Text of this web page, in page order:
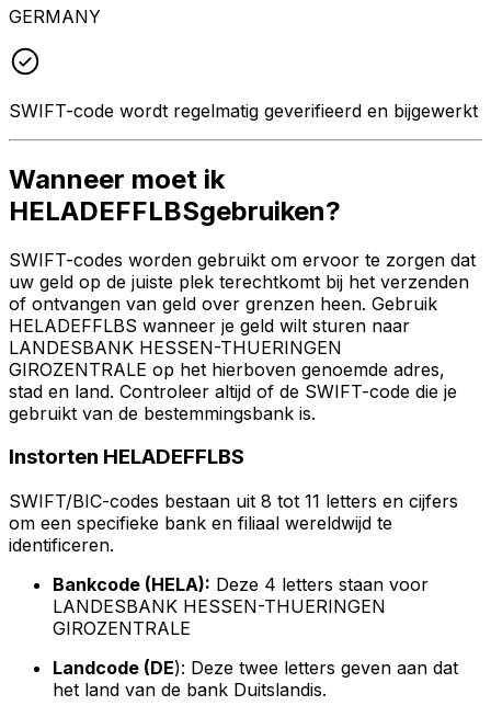
GERMANY
SWIFT-code wordt regelmatig geverifieerd en bijgewerkt
Wanneer moet ik
HELADEFFLBSgebruiken?
SWIFT-codes worden gebruikt om ervoor te zorgen dat
uw geld op de juiste plek terechtkomt bij het verzenden
of ontvangen van geld over grenzen heen. Gebruik
HELADEFFLBS wanneer je geld wilt sturen naar
LANDESBANK HESSEN-THUERINGEN
GIROZENTRALE op het hierboven genoemde adres,
stad en land. Controleer altijd of de SWIFT-code die je
gebruikt van de bestemmingsbank is.
Instorten HELADEFFLBS
SWIFT/BIC-codes bestaan uit 8 tot 11 letters en cijfers
om een specifieke bank en filiaal wereldwijd te
identificeren.
Bankcode (HELA): Deze 4 letters staan voor
LANDESBANK HESSEN-THUERINGEN
GIROZENTRALE
Landcode (DE): Deze twee letters geven aan dat
het land van de bank Duitslandis.